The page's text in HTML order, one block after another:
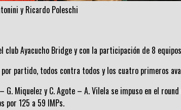
y Ricardo Poleschi
Ayacucho Bridge y con la participación de 8
partido, todos contra todos y los cuatro primeros
G. Miquelez y C. Agote – A. Vilela se impuso en el
por 125 a 59 IMPs.